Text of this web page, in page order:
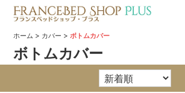
ホーム > カバー > ボトムカバー
ボトムカバー